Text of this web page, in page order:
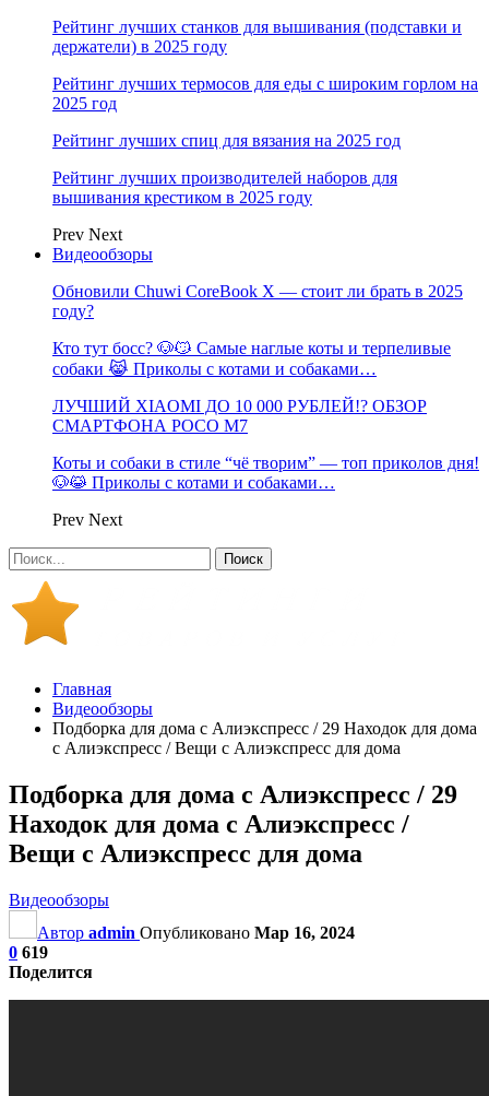
Рейтинг лучших станков для вышивания (подставки и
держатели) в 2025 году
Рейтинг лучших термосов для еды с широким горлом на
2025 год
Рейтинг лучших спиц для вязания на 2025 год
Рейтинг лучших производителей наборов для
вышивания крестиком в 2025 году
Prev Next
Видеообзоры
Обновили Chuwi CoreBook X — стоит ли брать в 2025
году?
Кто тут босс? 🐶😼 Самые наглые коты и терпеливые
собаки 😹 Приколы с котами и собаками…
ЛУЧШИЙ XIAOMI ДО 10 000 РУБЛЕЙ!? ОБЗОР
СМАРТФОНА POCO M7
Коты и собаки в стиле “чё творим” — топ приколов дня!
🐶😹 Приколы с котами и собаками…
Prev Next
Главная
Видеообзоры
Подборка для дома с Алиэкспресс / 29 Находок для дома
с Алиэкспресс / Вещи с Алиэкспресс для дома
Подборка для дома с Алиэкспресс / 29
Находок для дома с Алиэкспресс /
Вещи с Алиэкспресс для дома
Видеообзоры
Автор admin Опубликовано Мар 16, 2024
0 619
Поделится